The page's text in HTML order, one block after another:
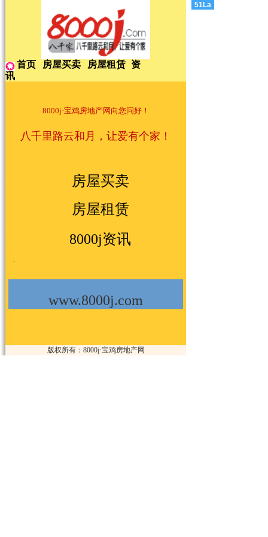
首页 房屋买卖 房屋租赁 资
讯
8000j·宝鸡房地产网向您问好！
八千里路云和月，让爱有个家！
.
房屋买卖
房屋租赁
8000j资讯
.
www.8000j.com
版权所有：8000j·宝鸡房地产网
51La